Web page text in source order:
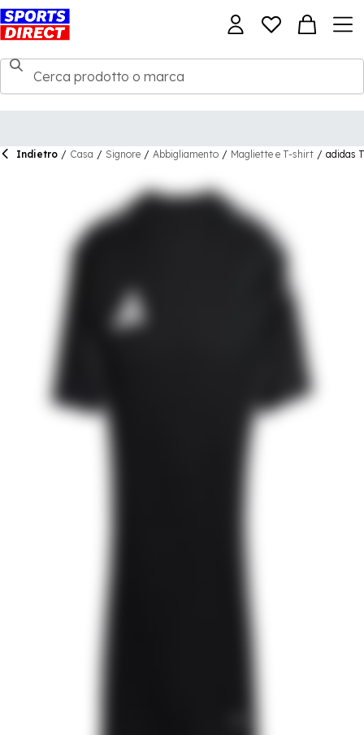
Indietro / Casa / Signore / Abbigliamento / Magliette e T-shirt / adidas